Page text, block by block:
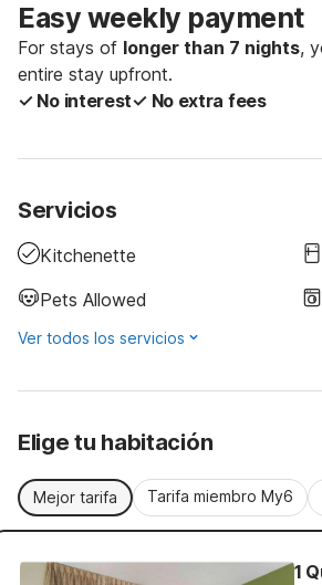
Easy weekly payment
For stays of longer than 7 nights,
entire stay upfront.
✓ No interest✓ No extra fees
Servicios
Kitchenette
Pets Allowed
Ver todos los servicios
Elige tu habitación
Mejor tarifa Tarifa miembro My6
1